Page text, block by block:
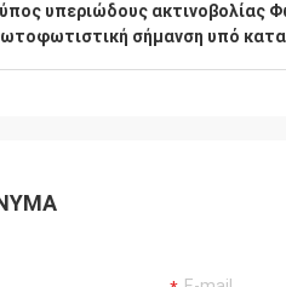
υπεριώδους
σήμανση υπό